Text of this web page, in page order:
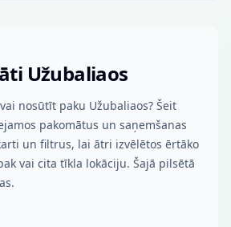
Užubaliaos
nosūtīt paku Užubaliaos? Šeit
pakomātus un saņemšanas
un filtrus, lai ātri izvēlētos ērtāko
vai cita tīkla lokāciju. Šajā pilsētā